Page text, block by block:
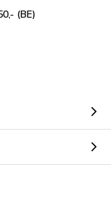
(BE)